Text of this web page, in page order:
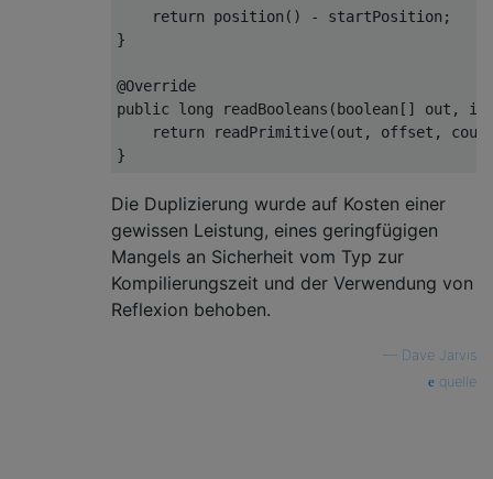
return position () - startPosition ;
}
@Override
public
long readBooleans (boolean [] out ,
return readPrimitive(out , offset ,
}
Die Duplizierung wurde auf Kosten einer
gewissen Leistung, eines geringfügigen
Mangels an Sicherheit vom Typ zur
Kompilierungszeit und der Verwendung von
Reflexion behoben.
Dave Jarvis
quelle